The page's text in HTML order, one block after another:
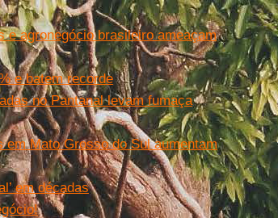
e agronegócio brasileiro ameaçam
e batem recorde
no Pantanal levam fumaça
em Mato Grosso do Sul aumentam
em décadas